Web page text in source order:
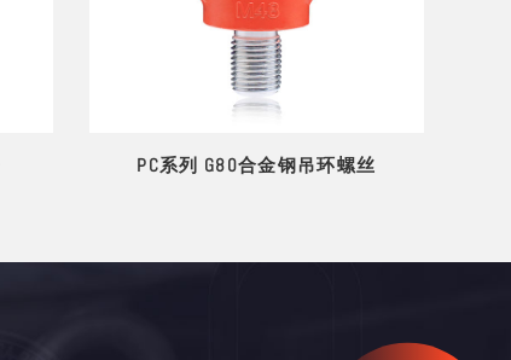
PC系列 G80合金钢吊环螺丝